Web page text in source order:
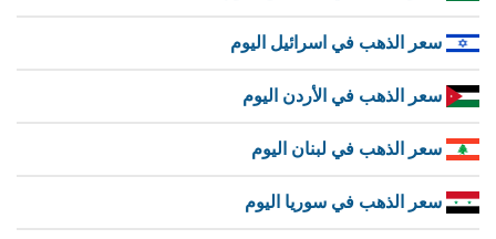
سعر الذهب في اسرائيل اليوم
سعر الذهب في الأردن اليوم
سعر الذهب في لبنان اليوم
سعر الذهب في سوريا اليوم